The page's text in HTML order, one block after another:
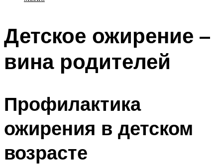
Детское ожирение –
вина родителей
Профилактика
ожирения в детском
возрасте